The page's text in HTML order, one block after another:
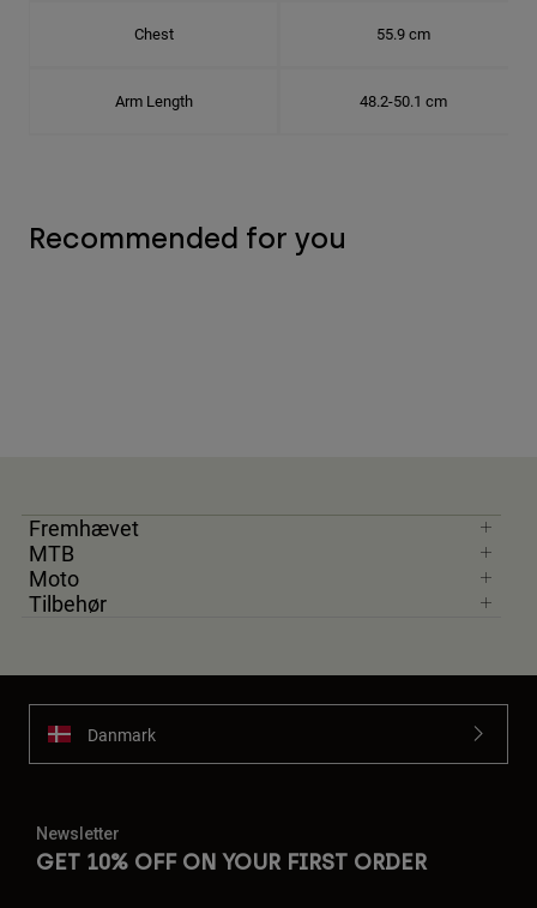
Chest 55.9 cm
Arm Length 48.2-50.1 cm
Recommended for you
Fremhævet
MTB
Moto
Tilbehør
Danmark
Newsletter
GET 10% OFF ON YOUR FIRST ORDER